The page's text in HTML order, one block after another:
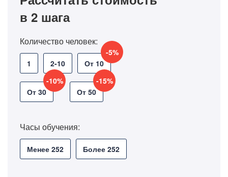
в 2 шага
Количество человек:
1 2-10 От 10
-5%
От 30
-10%
От 50
-15%
Часы обучения:
Менее 252 Более 252